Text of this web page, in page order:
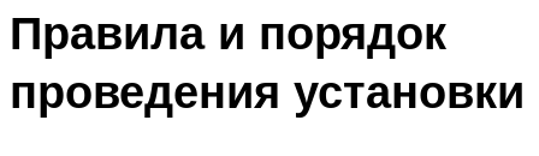
Правила и порядок
проведения установки